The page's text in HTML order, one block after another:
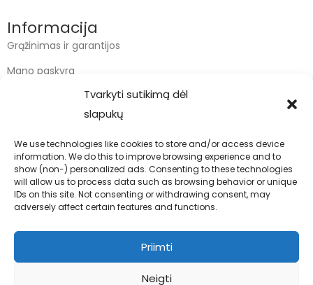
Tvarkyti sutikimą dėl
slapukų
We use technologies like cookies to store and/or access device
information. We do this to improve browsing experience and to
show (non-) personalized ads. Consenting to these technologies
will allow us to process data such as browsing behavior or unique
IDs on this site. Not consenting or withdrawing consent, may
adversely affect certain features and functions.
Priimti
Neigti
Informacija
Grąžinimas ir garantijos
Mano paskyra
Kontaktai
info@bodyfoodas.lt
+370 600 77017
Visos teisės saugomos © Bodyfoodas.lt 2026